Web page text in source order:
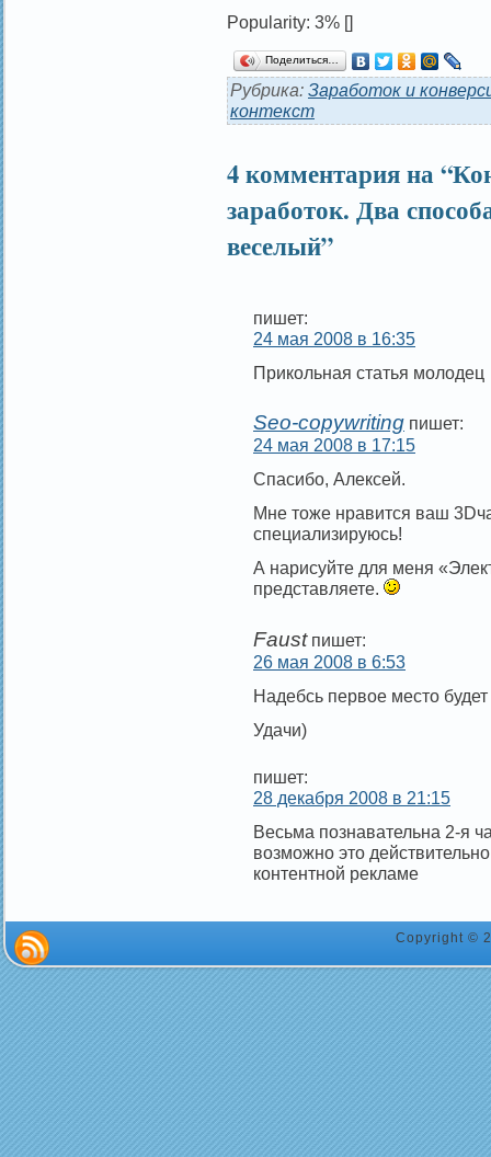
Popularity: 3% []
Поделиться…
Рубрика: Заработок и
контекст
4 комментария на
заработок. Два
веселый”
пишет:
24 мая 2008 в 16:35
Прикольная статья молодец
Seo-copywriting пишет:
24 мая 2008 в 17:15
Спасибо, Алексей.
Мне тоже нравится ваш
специализируюсь!
А нарисуйте для меня
представляете.
Faust пишет:
26 мая 2008 в 6:53
Надебсь первое место будет
Удачи)
пишет:
28 декабря 2008 в 21:15
Весьма познавательна 2-я
возможно это
контентной рекламе
Copyright ©